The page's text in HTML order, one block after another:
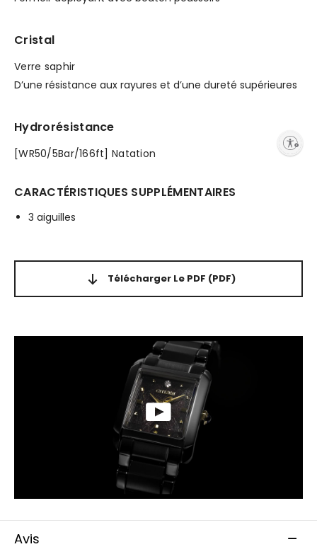
Cristal
Verre saphir
D’une résistance aux rayures et d’une dureté supérieures
Hydrorésistance
[WR50/5Bar/166ft] Natation
CARACTÉRISTIQUES SUPPLÉMENTAIRES
3 aiguilles
Télécharger Le PDF (PDF)
Avis